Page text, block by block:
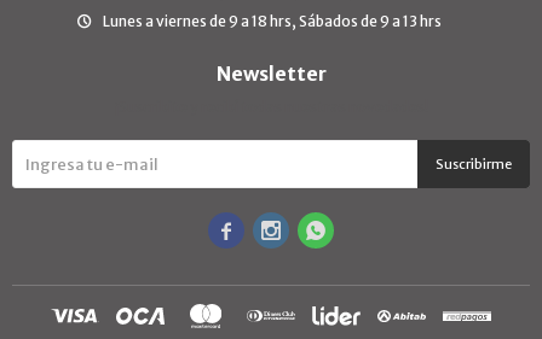
Lunes a viernes de 9 a 18 hrs, Sábados de 9 a 13 hrs
Newsletter
Suscribirme
  